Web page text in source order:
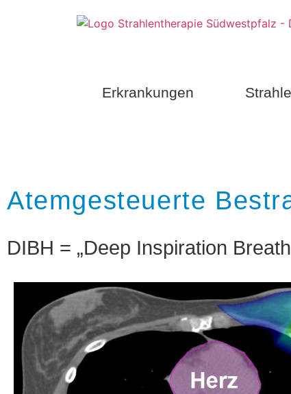
Erkrankungen
Atemgesteuerte
DIBH = „Deep Inspiration